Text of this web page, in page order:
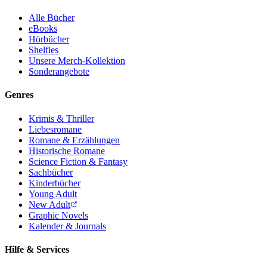
Alle Bücher
eBooks
Hörbücher
Shelfies
Unsere Merch-Kollektion
Sonderangebote
Genres
Krimis & Thriller
Liebesromane
Romane & Erzählungen
Historische Romane
Science Fiction & Fantasy
Sachbücher
Kinderbücher
Young Adult
New Adult
Graphic Novels
Kalender & Journals
Hilfe & Services